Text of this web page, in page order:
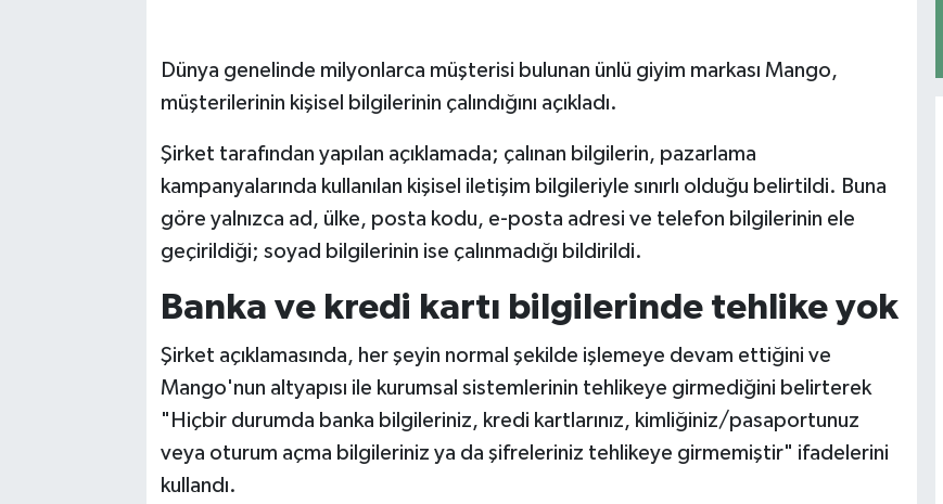
Dünya genelinde milyonlarca müşterisi bulunan ünlü giyim markası Mango,
müşterilerinin kişisel bilgilerinin çalındığını açıkladı.
Şirket tarafından yapılan açıklamada; çalınan bilgilerin, pazarlama
kampanyalarında kullanılan kişisel iletişim bilgileriyle sınırlı olduğu belirtildi. Buna
göre yalnızca ad, ülke, posta kodu, e-posta adresi ve telefon bilgilerinin ele
geçirildiği; soyad bilgilerinin ise çalınmadığı bildirildi.
Banka ve kredi kartı bilgilerinde tehlike yok
Şirket açıklamasında, her şeyin normal şekilde işlemeye devam ettiğini ve
Mango'nun altyapısı ile kurumsal sistemlerinin tehlikeye girmediğini belirterek
"Hiçbir durumda banka bilgileriniz, kredi kartlarınız, kimliğiniz/pasaportunuz
veya oturum açma bilgileriniz ya da şifreleriniz tehlikeye girmemiştir" ifadelerini
kullandı.